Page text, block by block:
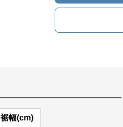
裾幅(cm)